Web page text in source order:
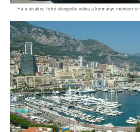
Ha a sisakos fickó elengedte volna a kormányt mentem